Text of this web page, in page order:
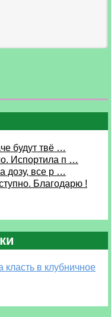
будут твё …
Испортила п …
дозу, все р …
Благодарю !
класть в клубничное